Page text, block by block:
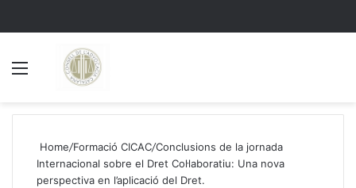
Home/Formació CICAC/Conclusions de la jornada
Internacional sobre el Dret Col·laboratiu: Una nova
perspectiva en l’aplicació del Dret.